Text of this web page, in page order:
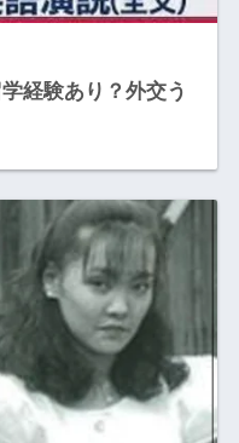
経験あり？外交う